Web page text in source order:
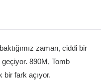
zaman, ciddi bir
geçiyor. 890M, Tomb
bir fark açıyor.